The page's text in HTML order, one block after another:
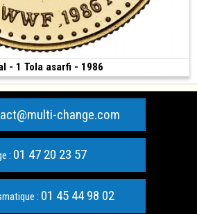
- 1 Tola asarfi - 1986
change.com
: 01 47 20 23 57
: 01 45 44 98 02